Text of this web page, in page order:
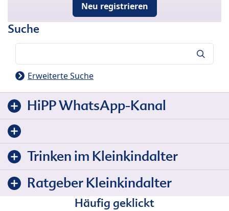
Neu registrieren
Suche
Erweiterte Suche
HiPP WhatsApp-Kanal
Trinken im Kleinkindalter
Ratgeber Kleinkindalter
Häufig geklickt